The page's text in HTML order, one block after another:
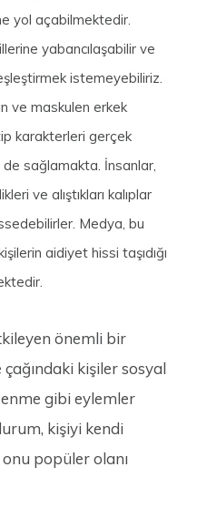
yol açabilmektedir.
yabancılaşabilir ve
istemeyebiliriz.
ve maskulen erkek
karakterleri gerçek
sağlamakta. İnsanlar,
ve alıştıkları kalıplar
Medya, bu
aidiyet hissi taşıdığı
önemli bir
kişiler sosyal
gibi eylemler
kişiyi kendi
popüler olanı